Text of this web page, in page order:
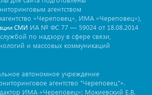
агентством
«Череповец», ИМА «Череповец»),
СМИ ИА № ФС 77 — 59024 от 18.08.2014
по надзору в сфере связи,
и массовых коммуникаций
автономное учреждение
агентство "Череповец"».
ИМА «Череповец»: Мокиевский Е.В.